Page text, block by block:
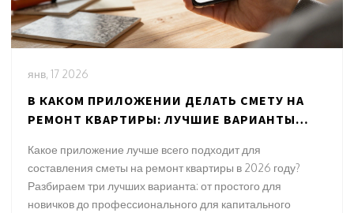
янв, 17 2026
В КАКОМ ПРИЛОЖЕНИИ ДЕЛАТЬ СМЕТУ НА
РЕМОНТ КВАРТИРЫ: ЛУЧШИЕ ВАРИАНТЫ
Какое приложение лучше всего подходит для
составления сметы на ремонт квартиры в 2026 году?
Разбираем три лучших варианта: от простого для
новичков до профессионального для капитального